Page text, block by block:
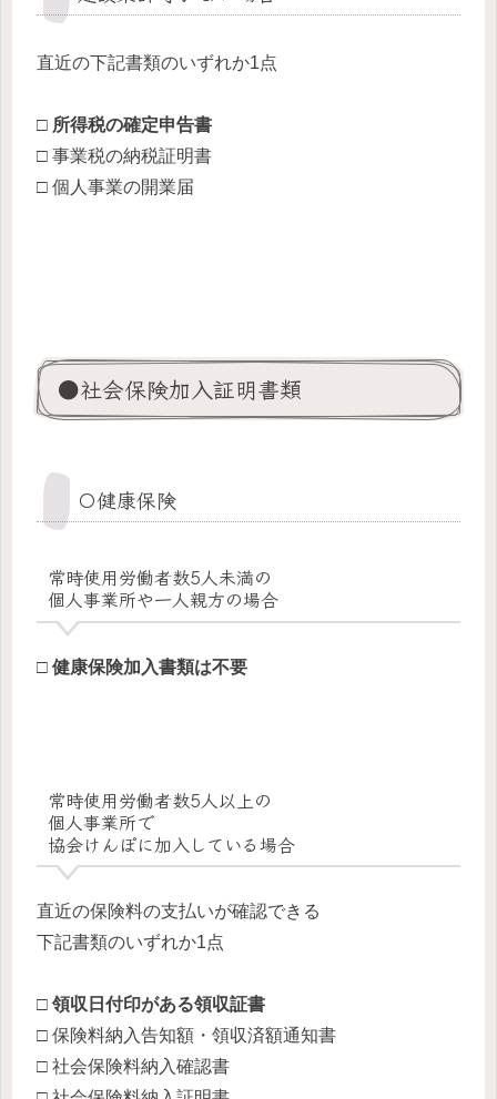
直近の下記書類のいずれか1点
□ 所得税の確定申告書
□ 事業税の納税証明書
□ 個人事業の開業届
●社会保険加入証明書類
〇健康保険
常時使用労働者数5人未満の
個人事業所や一人親方の場合
□ 健康保険加入書類は不要
常時使用労働者数5人以上 の
個人事業所で
協会けんぽに加入 している場合
直近の保険料の支払いが確認できる
下記書類のいずれか1点
□ 領収日付印がある領収証書
□ 保険料納入告知額・領収済額通知書
□ 社会保険料納入確認書